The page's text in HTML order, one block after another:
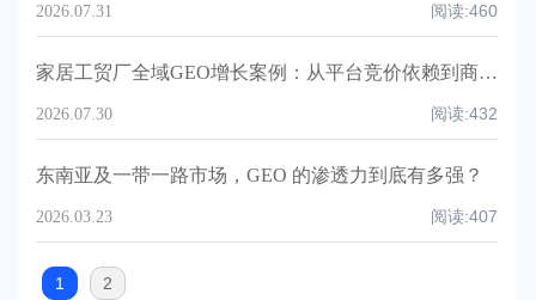
2026.07.31 阅读:460
家居工贸厂全域GEO增长案例：从平台竞价依赖到商超精准询盘提升160%
2026.07.30 阅读:432
东南亚及一带一路市场，GEO 的渗透力到底有多强？
2026.03.23 阅读:407
1 2